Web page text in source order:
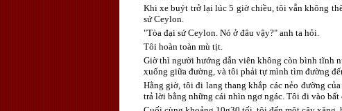
Khi xe buýt trở lại lúc 5 giờ chiều, tôi vẫn không
sứ Ceylon.
"Tòa đại sứ Ceylon. Nó ở đâu vậy?" anh ta hỏi.
Tôi hoàn toàn mù tịt.
Giờ thì người hướng dẫn viên không còn bình tĩnh
xuống giữa đường, và tôi phải tự mình tìm đường
Hằng giờ, tôi đi lang thang khắp các nẻo đường
trả lời bằng những cái nhìn ngơ ngác. Tôi đi vào bất